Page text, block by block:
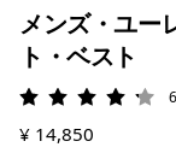
メンズ・ユー
ト・ベスト
評価: 4.2 / 5
6
¥ 14,850